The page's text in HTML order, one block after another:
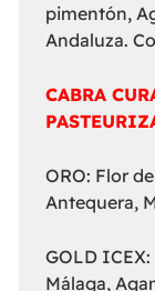
pimentón,
Andaluza.
CABRA
ORO: Flor
Antequera,
GOLD
Málaga,